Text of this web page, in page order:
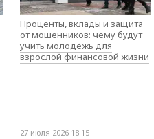
Проценты, вклады и защита
от мошенников: чему будут
учить молодёжь для
взрослой финансовой жизни
27 июля 2026 18:15